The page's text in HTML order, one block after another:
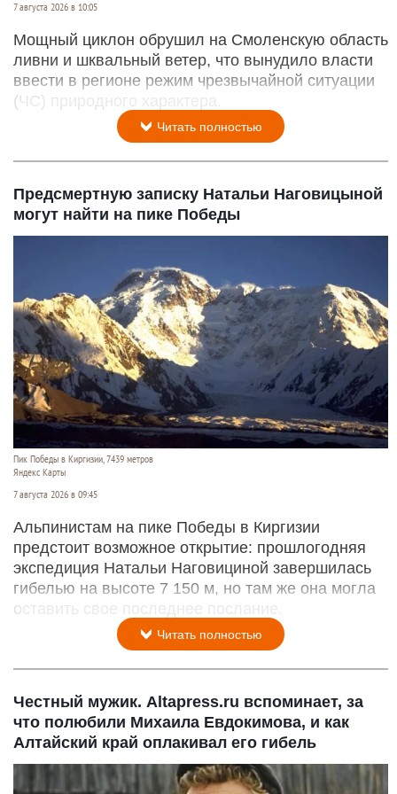
7 августа 2026 в 10:05
Мощный циклон обрушил на Смоленскую область
ливни и шквальный ветер, что вынудило власти
ввести в регионе режим чрезвычайной ситуации
(ЧС) природного характера.
Читать полностью
Предсмертную записку Натальи Наговицыной
могут найти на пике Победы
Пик Победы в Киргизии, 7439 метров
Яндекс Карты
7 августа 2026 в 09:45
Альпинистам на пике Победы в Киргизии
предстоит возможное открытие: прошлогодняя
экспедиция Натальи Наговициной завершилась
гибелью на высоте 7 150 м, но там же она могла
оставить свое последнее послание.
Читать полностью
Честный мужик. Altapress.ru вспоминает, за
что полюбили Михаила Евдокимова, и как
Алтайский край оплакивал его гибель